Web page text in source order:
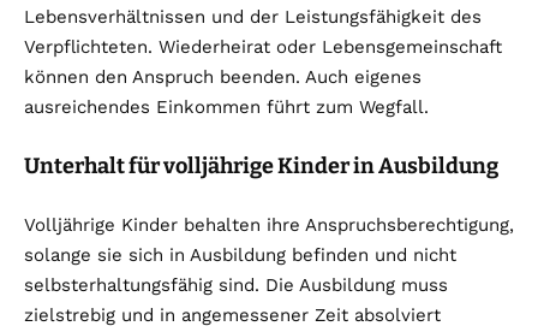
Lebensverhältnissen und der Leistungsfähigkeit des
Verpflichteten. Wiederheirat oder Lebensgemeinschaft
können den Anspruch beenden. Auch eigenes
ausreichendes Einkommen führt zum Wegfall.
Unterhalt für volljährige Kinder in Ausbildung
Volljährige Kinder behalten ihre Anspruchsberechtigung,
solange sie sich in Ausbildung befinden und nicht
selbsterhaltungsfähig sind. Die Ausbildung muss
zielstrebig und in angemessener Zeit absolviert